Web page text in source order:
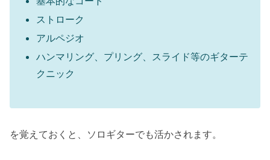
ストローク
アルペジオ
ハンマリング、プリング、スライド等のギターテ
クニック
を覚えておくと、ソロギターでも活かされます。